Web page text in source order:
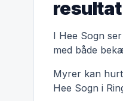
resultat
I Hee Sogn
med både
Myrer kan
Hee Sogn i